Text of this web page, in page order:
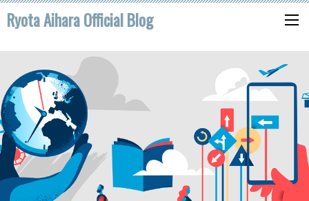
Ryota Aihara Official Blog